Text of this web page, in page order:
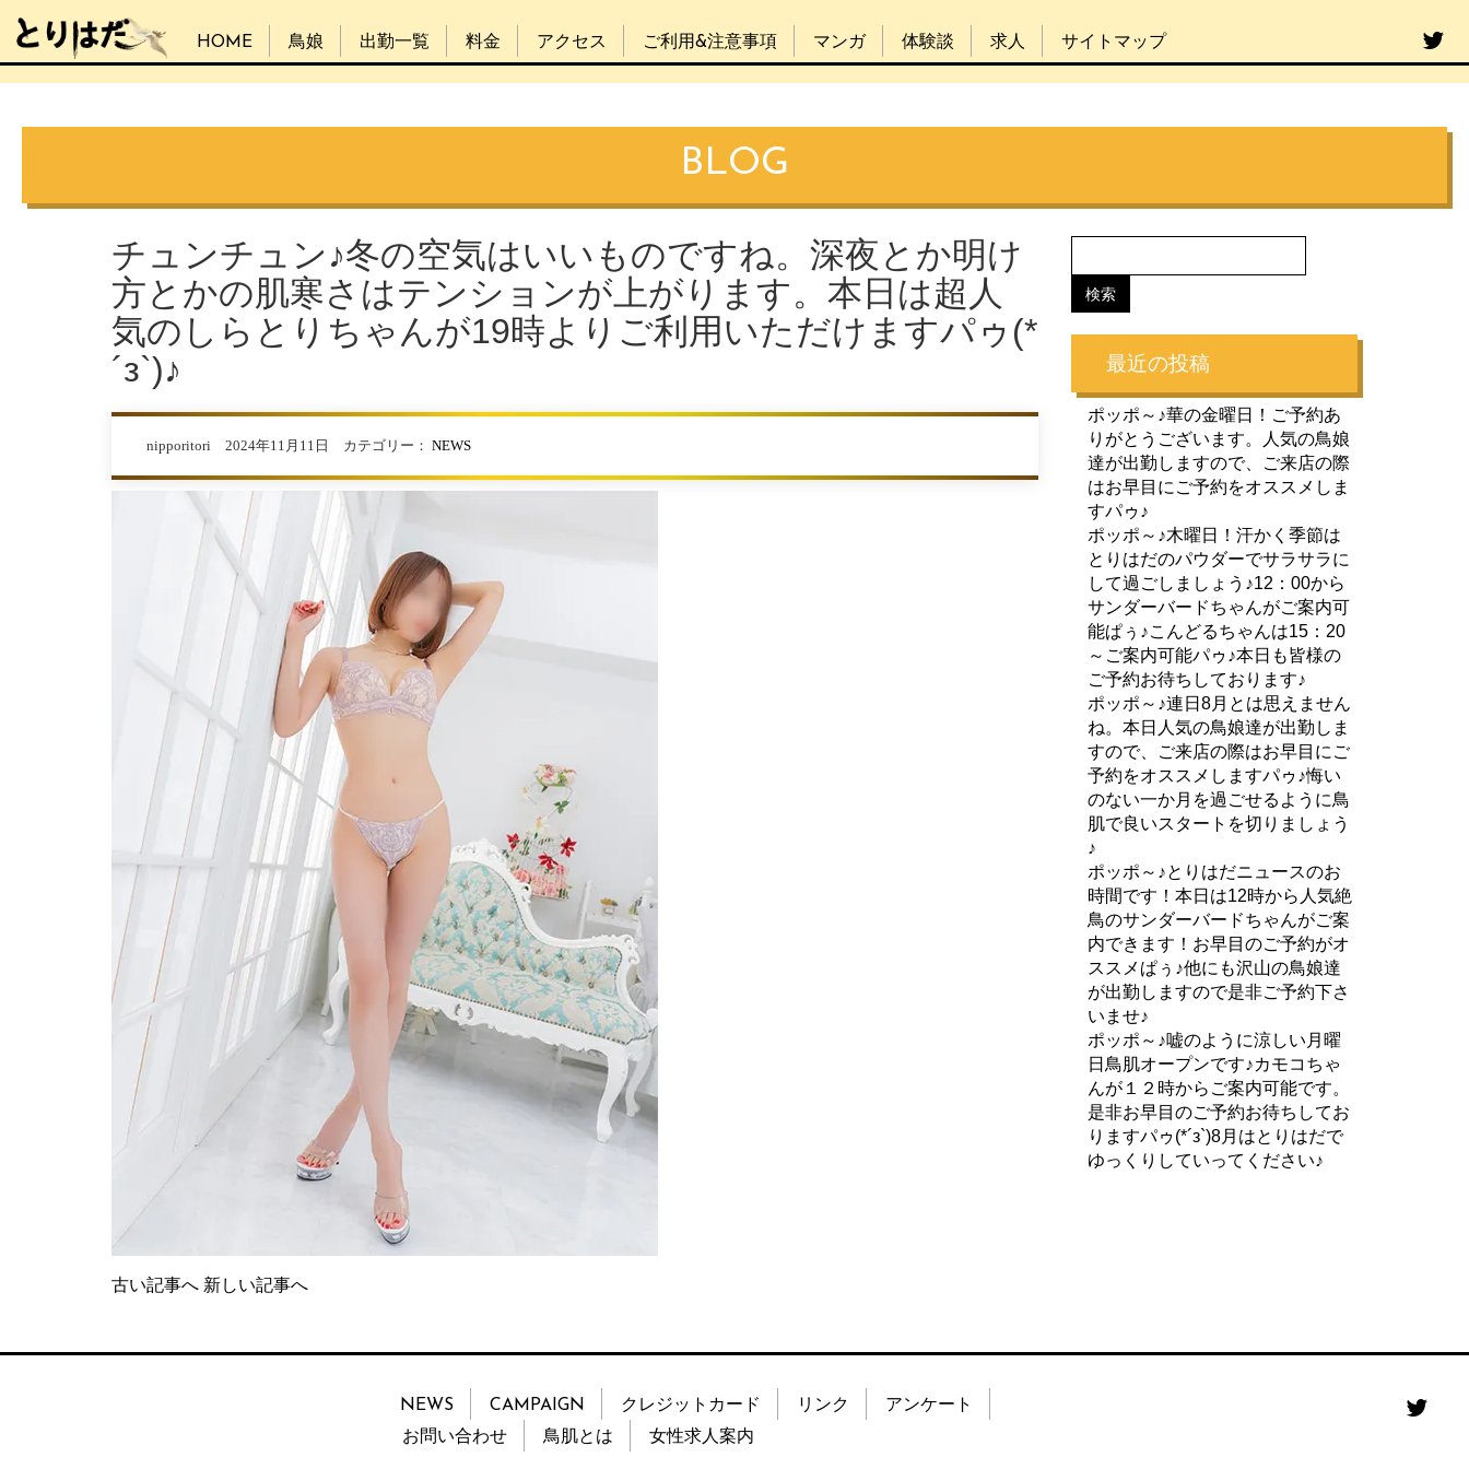
HOME 鳥娘 出勤一覧 料金 アクセス ご利用&注意事項 マンガ 体験談 求人 サイトマップ
BLOG
チュンチュン♪冬の空気はいいものですね。深夜とか明け
方とかの肌寒さはテンションが上がります。本日は超人
気のしらとりちゃんが19時よりご利用いただけますパゥ(*
´з`)♪
nipporitori 2024年11月11日 カテゴリー： NEWS
古い記事へ 新しい記事へ
最近の投稿
ポッポ～♪華の金曜日！ご予約あ
りがとうございます。人気の鳥娘
達が出勤しますので、ご来店の際
はお早目にご予約をオススメしま
すパゥ♪
ポッポ～♪木曜日！汗かく季節は
とりはだのパウダーでサラサラに
して過ごしましょう♪12：00から
サンダーバードちゃんがご案内可
能ぱぅ♪こんどるちゃんは15：20
～ご案内可能パゥ♪本日も皆様の
ご予約お待ちしております♪
ポッポ～♪連日8月とは思えません
ね。本日人気の鳥娘達が出勤しま
すので、ご来店の際はお早目にご
予約をオススメしますパゥ♪悔い
のない一か月を過ごせるように鳥
肌で良いスタートを切りましょう
♪
ポッポ～♪とりはだニュースのお
時間です！本日は12時から人気絶
鳥のサンダーバードちゃんがご案
内できます！お早目のご予約がオ
ススメぱぅ♪他にも沢山の鳥娘達
が出勤しますので是非ご予約下さ
いませ♪
ポッポ～♪嘘のように涼しい月曜
日鳥肌オープンです♪カモコちゃ
んが１２時からご案内可能です。
是非お早目のご予約お待ちしてお
りますパゥ(*´з`)8月はとりはだで
ゆっくりしていってください♪
NEWS CAMPAIGN クレジットカード リンク
アンケート
お問い合わせ
鳥肌とは 女性求人案内